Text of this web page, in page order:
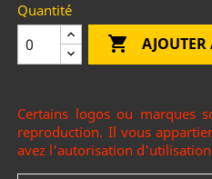
Quantité

Certains logos ou marques
reproduction. Il vous
avez l'autorisation